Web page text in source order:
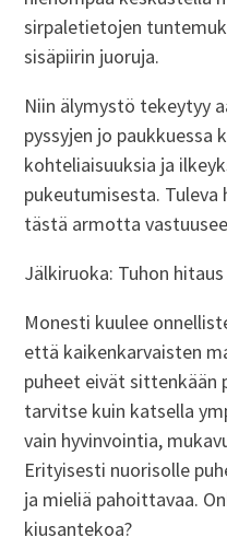
sirpaletietojen
sisäpiirin juoruja.
Niin älymystö tekeytyy
pyssyjen jo paukkuessa
kohteliaisuuksia ja
pukeutumisesta.
tästä armotta
Jälkiruoka: Tuhon hitaus
Monesti kuulee
että kaikenkarvaisten
puheet eivät sittenkään
tarvitse kuin katsella
vain hyvinvointia,
Erityisesti nuorisolle
ja mieliä pahoittavaa.
kiusantekoa?